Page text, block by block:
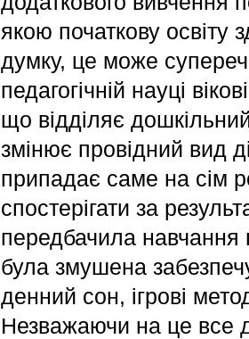
якою початкову освіту
думку, це може
педагогічній науці
що відділяє
змінює провідний вид
припадає саме на сім
спостерігати за
передбачила навчання
була змушена
денний сон, ігрові
Незважаючи на це все